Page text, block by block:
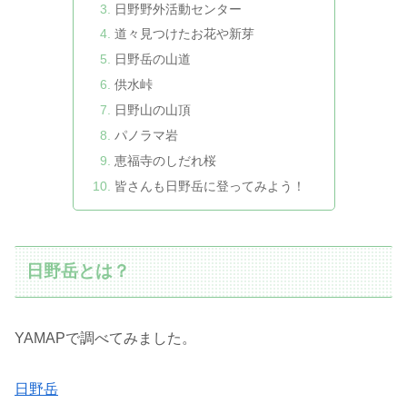
日野野外活動センター
道々見つけたお花や新芽
日野岳の山道
供水峠
日野山の山頂
パノラマ岩
恵福寺のしだれ桜
皆さんも日野岳に登ってみよう！
日野岳とは？
YAMAPで調べてみました。
日野岳